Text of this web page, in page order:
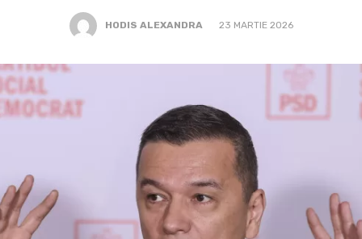
HODIS ALEXANDRA 23 MARTIE 2026